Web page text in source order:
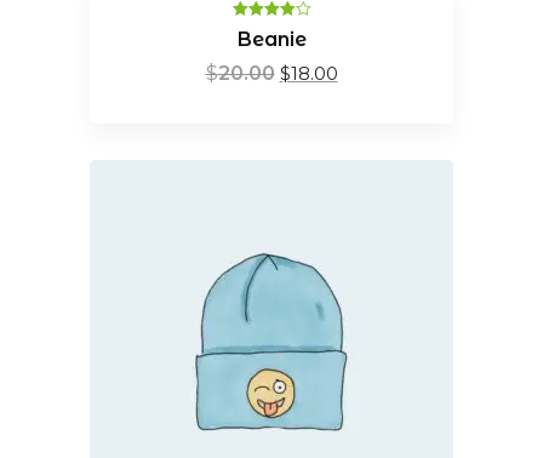
Valorado
en4.00de
Beanie
$20.00 $18.00